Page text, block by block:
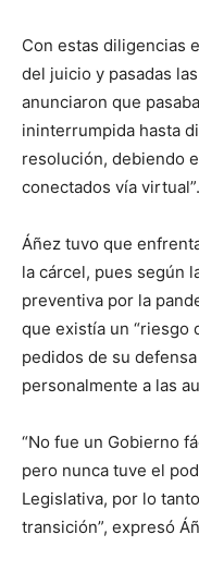
Con estas diligencias
del juicio y pasadas
anunciaron que
ininterrumpida hasta
resolución, debiendo
conectados vía virtual”.
Áñez tuvo que
la cárcel, pues según
preventiva por la
que existía un “riesgo
pedidos de su
personalmente a las
“No fue un Gobierno
pero nunca tuve el
Legislativa, por lo
transición”, expresó